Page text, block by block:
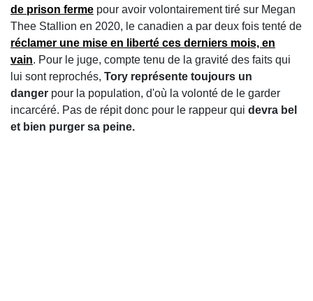
de prison ferme pour avoir volontairement tiré sur Megan
Thee Stallion en 2020, le canadien a par deux fois tenté de
réclamer une mise en liberté ces derniers mois, en
vain. Pour le juge, compte tenu de la gravité des faits qui
lui sont reprochés, Tory représente toujours un
danger pour la population, d'où la volonté de le garder
incarcéré. Pas de répit donc pour le rappeur qui devra bel
et bien purger sa peine.